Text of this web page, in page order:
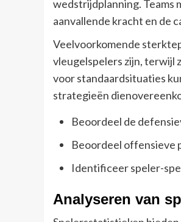
wedstrijdplanning. Teams
aanvallende kracht en de
Veelvoorkomende
vleugelspelers zijn, terwijl
voor standaardsituaties
strategieën
Beoordeel de
Beoordeel offensieve
Identificeer speler-
Analyseren van